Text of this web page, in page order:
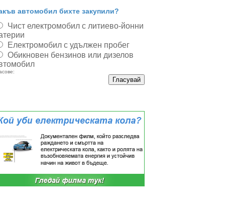
автомобил бихте закупили?
Чист електромобил с литиево-йонни
Електромобил с удължен пробег
Обикновен бензинов или дизелов